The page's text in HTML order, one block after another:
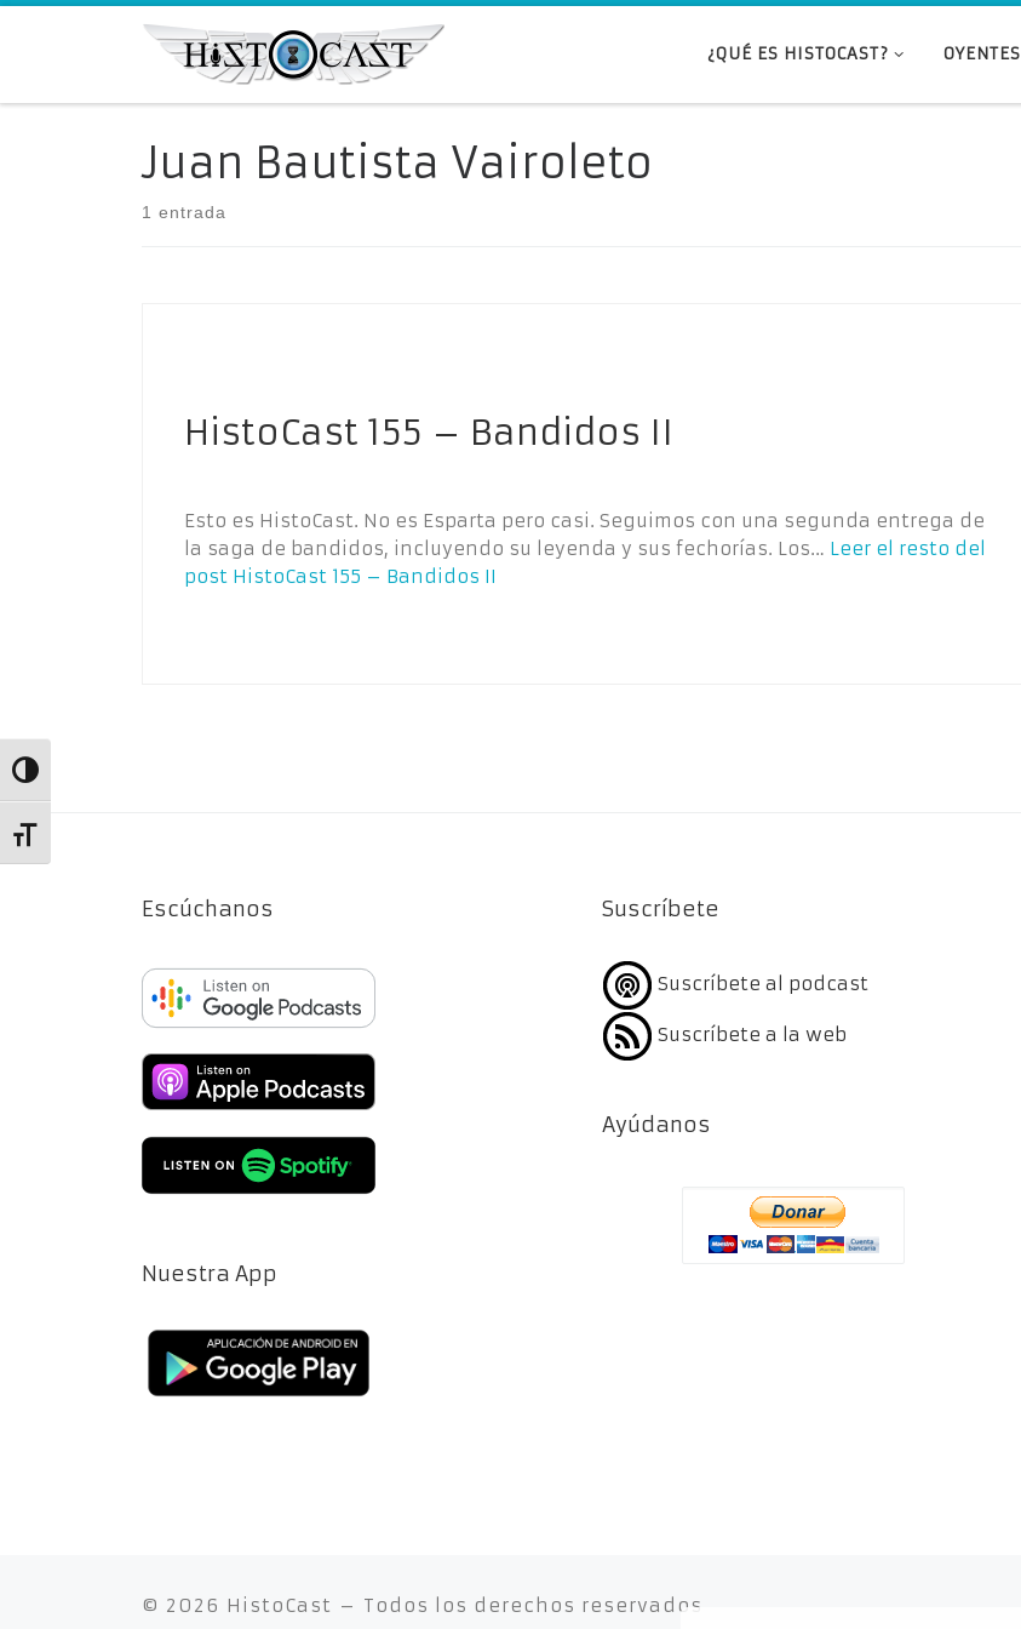
Alternar alto contraste
Alternar tamaño de letra
Saltar al contenido
¿QUÉ ES HISTOCAST? OYENTES
Juan Bautista Vairoleto
1 entrada
HistoCast 155 – Bandidos II
Esto es HistoCast. No es Esparta pero casi. Seguimos con una segunda entrega de
la saga de bandidos, incluyendo su leyenda y sus fechorías. Los… Leer el resto del
post HistoCast 155 – Bandidos II
Escúchanos
Nuestra App
Suscríbete
Suscríbete al podcast
Suscríbete a la web
Ayúdanos
© 2026 HistoCast – Todos los derechos reservados